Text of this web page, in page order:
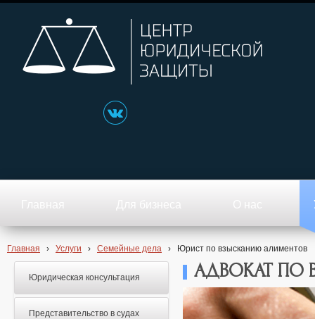
Главная Для бизнеса О нас
Главная › Услуги › Семейные дела › Юрист по взысканию алиментов
Юридическая консультация
Представительство в судах
АДВОКАТ ПО